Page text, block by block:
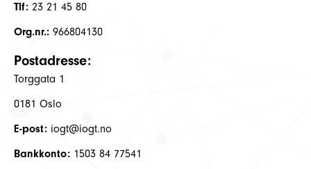
Tlf: 23 21 45 80
Org.nr.: 966804130
Postadresse:
Torggata 1
0181 Oslo
E-post: iogt@iogt.no
Bankkonto: 1503 84 77541